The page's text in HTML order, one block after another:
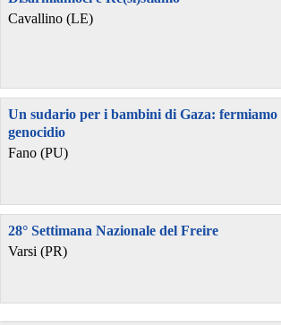
Cavallino (LE)
Un sudario per i bambini di Gaza: fermiamo
genocidio
Fano (PU)
28° Settimana Nazionale del Freire
Varsi (PR)